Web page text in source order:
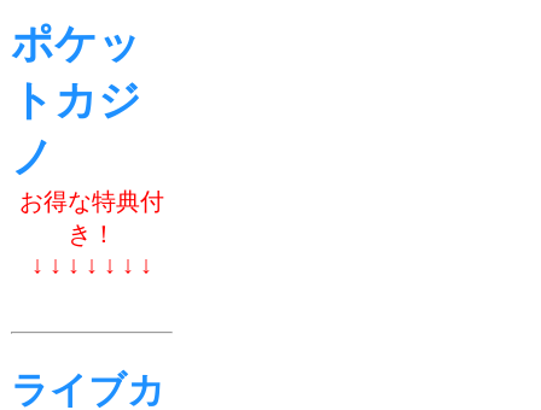
ポケッ
トカジ
ノ
お得な特典付
き！
↓ ↓ ↓ ↓ ↓ ↓ ↓
ライブカ